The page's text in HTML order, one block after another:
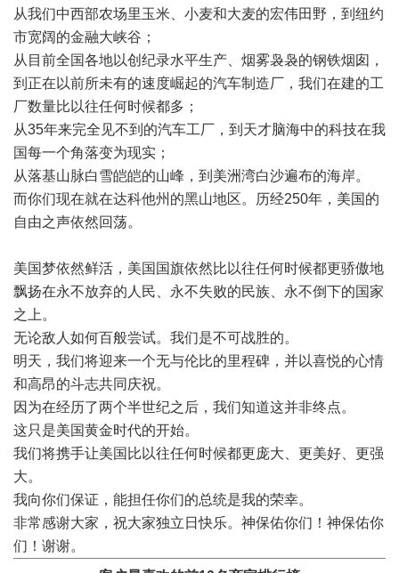
从我们中西部农场里玉米、小麦和大麦的宏伟田野，到纽约
市宽阔的金融大峡谷；
从目前全国各地以创纪录水平生产、烟雾袅袅的钢铁烟囱，
到正在以前所未有的速度崛起的汽车制造厂，我们在建的工
厂数量比以往任何时候都多；
从35年来完全见不到的汽车工厂，到天才脑海中的科技在我
国每一个角落变为现实；
从落基山脉白雪皑皑的山峰，到美洲湾白沙遍布的海岸。
而你们现在就在达科他州的黑山地区。历经250年，美国的
自由之声依然回荡。
美国梦依然鲜活，美国国旗依然比以往任何时候都更骄傲地
飘扬在永不放弃的人民、永不失败的民族、永不倒下的国家
之上。
无论敌人如何百般尝试。我们是不可战胜的。
明天，我们将迎来一个无与伦比的里程碑，并以喜悦的心情
和高昂的斗志共同庆祝。
因为在经历了两个半世纪之后，我们知道这并非终点。
这只是美国黄金时代的开始。
我们将携手让美国比以往任何时候都更庞大、更美好、更强
大。
我向你们保证，能担任你们的总统是我的荣幸。
非常感谢大家，祝大家独立日快乐。神保佑你们！神保佑你
们！谢谢。